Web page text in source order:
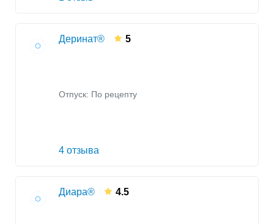
Деринат® 5
Отпуск: По рецепту
4 отзыва
Диара® 4.5